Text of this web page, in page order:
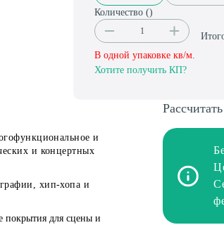
Количество ()
В одной упаковке кв/м.
Хотите получить КП?
и
и концертных
хип-хопа и
покрытия для сцены и